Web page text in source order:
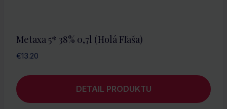
Metaxa 5* 38% 0,7l (holá Fľaša)
€13.20
DETAIL PRODUKTU